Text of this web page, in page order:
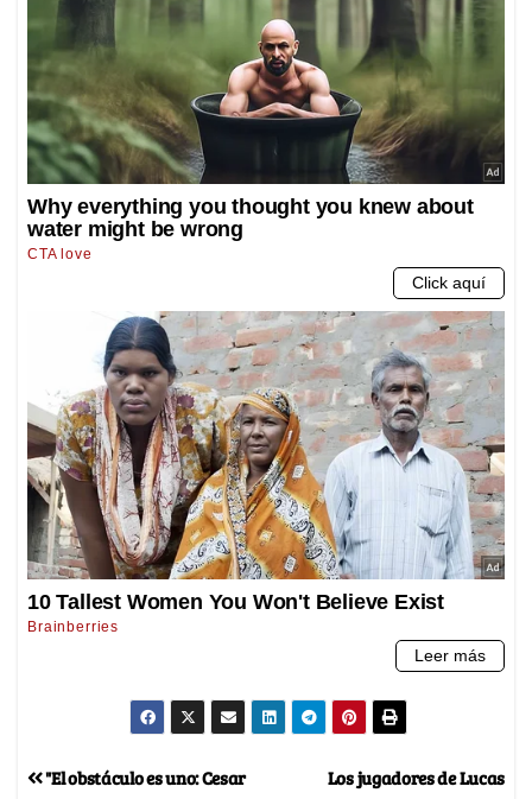
Los jugadores de Lucas
"El obstáculo es uno: Cesar